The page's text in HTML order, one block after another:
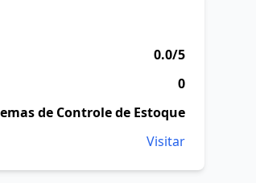
0.0/5
0
de Controle de Estoque
Visitar